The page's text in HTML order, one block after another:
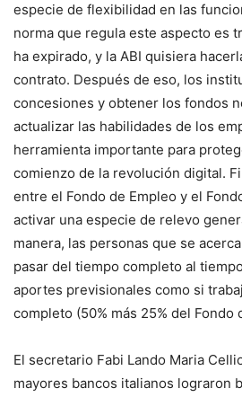
especie de flexibilidad en las
norma que regula este aspecto es
ha expirado, y la ABI quisiera
contrato. Después de eso, los
concesiones y obtener los fondos
actualizar las habilidades de los
herramienta importante para
comienzo de la revolución digital.
entre el Fondo de Empleo y el
activar una especie de relevo
manera, las personas que se
pasar del tiempo completo al
aportes previsionales como si
completo (50% más 25% del Fondo
El secretario Fabi Lando Maria
mayores bancos italianos lograron